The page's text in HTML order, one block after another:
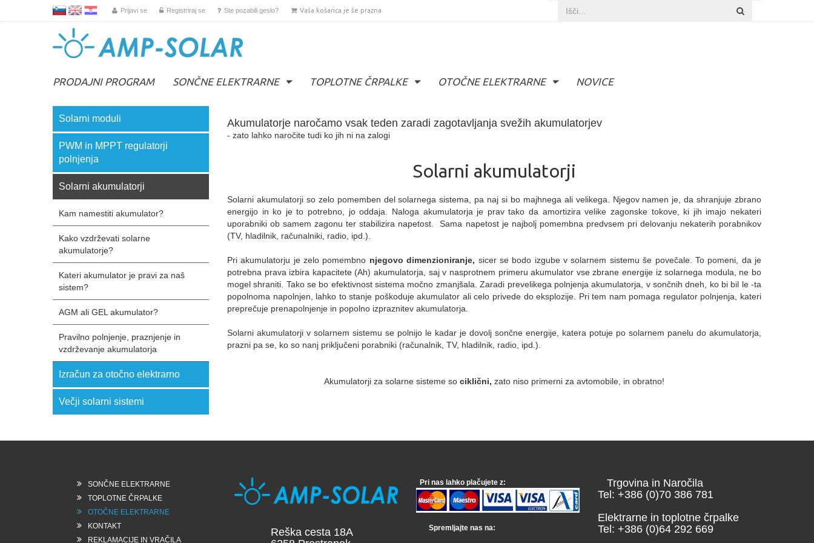
Prijavi se Registriraj se Ste pozabili geslo? Vaša košarica je še prazna
PRODAJNI PROGRAM SONČNE ELEKTRARNE TOPLOTNE ČRPALKE OTOČNE ELEKTRARNE NOVICE
Solarni moduli
PWM in MPPT regulatorji
polnjenja
Solarni akumulatorji
Kam namestiti akumulator?
Kako vzdrževati solarne
akumulatorje?
Kateri akumulator je pravi za naš
sistem?
AGM ali GEL akumulator?
Pravilno polnjenje, praznjenje in
vzdrževanje akumulatorja
Izračun za otočno elektrarno
Večji solarni sistemi
Akumulatorje naročamo vsak teden zaradi zagotavljanja svežih akumulatorjev
- zato lahko naročite tudi ko jih ni na zalogi
Solarni akumulatorji
Solarni akumulatorji so zelo pomemben del solarnega sistema, pa naj si bo majhnega ali velikega. Njegov namen je, da shranjuje zbrano
energijo in ko je to potrebno, jo oddaja. Naloga akumulatorja je prav tako da amortizira velike zagonske tokove, ki jih imajo nekateri
uporabniki ob samem zagonu ter stabilizira napetost. Sama napetost je najbolj pomembna predvsem pri delovanju nekaterih porabnikov
(TV, hladilnik, računalniki, radio, ipd.).
Pri akumulatorju je zelo pomembno njegovo dimenzioniranje, sicer se bodo izgube v solarnem sistemu še povečale. To pomeni, da je
potrebna prava izbira kapacitete (Ah) akumulatorja, saj v nasprotnem primeru akumulator vse zbrane energije iz solarnega modula, ne bo
mogel shraniti. Tako se bo efektivnost sistema močno zmanjšala. Zaradi prevelikega polnjenja akumulatorja, v sončnih dneh, ko bi bil le -ta
popolnoma napolnjen, lahko to stanje poškoduje akumulator ali celo privede do eksplozije. Pri tem nam pomaga regulator polnjenja, kateri
preprečuje prenapolnjenje in popolno izpraznitev akumulatorja.
Solarni akumulatorji v solarnem sistemu se polnijo le kadar je dovolj sončne energije, katera potuje po solarnem panelu do akumulatorja,
prazni pa se, ko so nanj priključeni porabniki (računalnik, TV, hladilnik, radio, ipd.).
Akumulatorji za solarne sisteme so ciklični, zato niso primerni za avtomobile, in obratno!
SONČNE ELEKTRARNE
TOPLOTNE ČRPALKE
OTOČNE ELEKTRARNE
KONTAKT
REKLAMACIJE IN VRAČILA
Reška cesta 18A
Pri nas lahko plačujete z:
Spremljajte nas na:
Trgovina in Naročila
Tel: +386 (0)70 386 781
Elektrarne in toplotne črpalke
Tel: +386 (0)64 292 669